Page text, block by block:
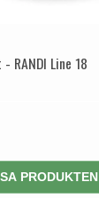
RANDI Line 18
PRODUKTEN